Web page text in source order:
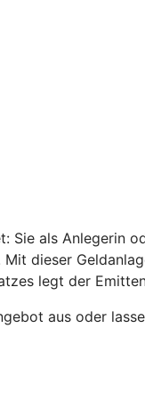
als Anlegerin
dieser
legt der
aus oder